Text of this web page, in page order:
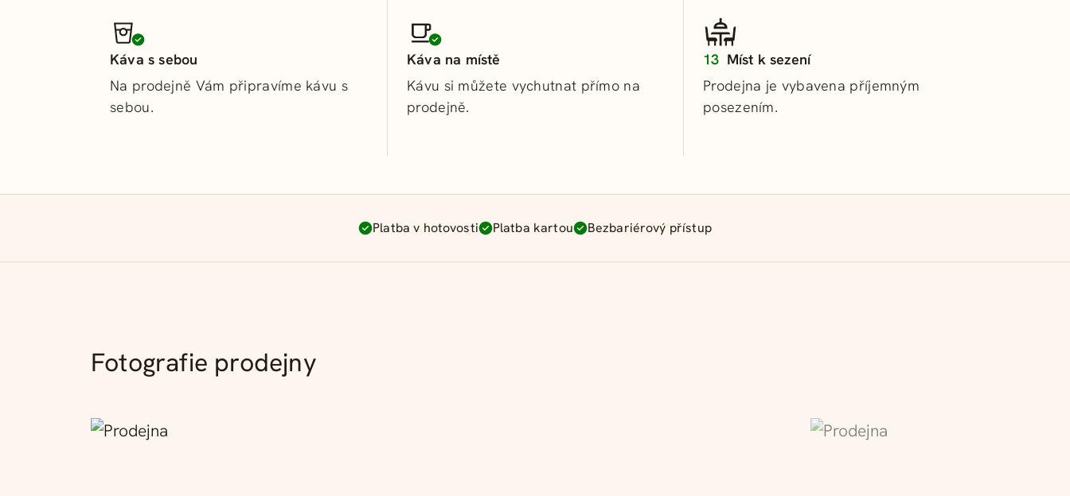
Káva s sebou
Na prodejně Vám připravíme kávu s
sebou.
Káva na místě
Kávu si můžete vychutnat přímo na
prodejně.
13 Míst k sezení
Prodejna je vybavena příjemným
posezením.
Platba v hotovosti Platba kartou Bezbariérový přístup
Fotografie prodejny